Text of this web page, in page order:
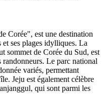
Corée", est une destination
et ses plages idylliques. La
sommet de Corée du Sud, est
Le parc national
variés, permettant
Jeju est également célèbre
qui sont parmi les